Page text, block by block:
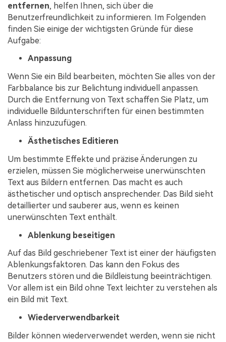
entfernen, helfen Ihnen, sich über die
Benutzerfreundlichkeit zu informieren. Im Folgenden
finden Sie einige der wichtigsten Gründe für diese
Aufgabe:
Anpassung
Wenn Sie ein Bild bearbeiten, möchten Sie alles von der
Farbbalance bis zur Belichtung individuell anpassen.
Durch die Entfernung von Text schaffen Sie Platz, um
individuelle Bildunterschriften für einen bestimmten
Anlass hinzuzufügen.
Ästhetisches Editieren
Um bestimmte Effekte und präzise Änderungen zu
erzielen, müssen Sie möglicherweise unerwünschten
Text aus Bildern entfernen. Das macht es auch
ästhetischer und optisch ansprechender. Das Bild sieht
detaillierter und sauberer aus, wenn es keinen
unerwünschten Text enthält.
Ablenkung beseitigen
Auf das Bild geschriebener Text ist einer der häufigsten
Ablenkungsfaktoren. Das kann den Fokus des
Benutzers stören und die Bildleistung beeinträchtigen.
Vor allem ist ein Bild ohne Text leichter zu verstehen als
ein Bild mit Text.
Wiederverwendbarkeit
Bilder können wiederverwendet werden, wenn sie nicht